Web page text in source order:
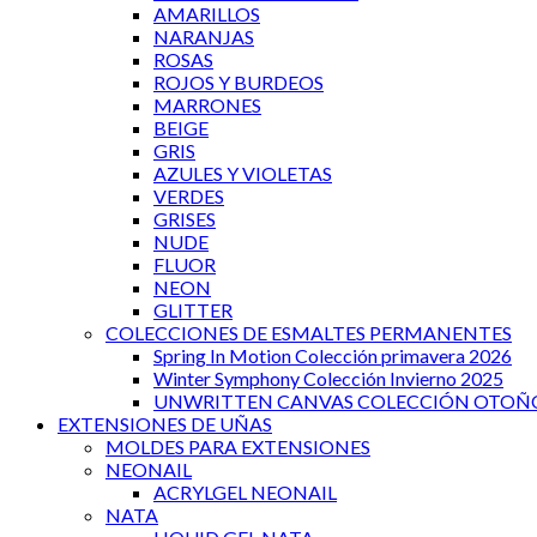
AMARILLOS
NARANJAS
ROSAS
ROJOS Y BURDEOS
MARRONES
BEIGE
GRIS
AZULES Y VIOLETAS
VERDES
GRISES
NUDE
FLUOR
NEON
GLITTER
COLECCIONES DE ESMALTES PERMANENTES
Spring In Motion Colección primavera 2026
Winter Symphony Colección Invierno 2025
UNWRITTEN CANVAS COLECCIÓN
EXTENSIONES DE UÑAS
MOLDES PARA EXTENSIONES
NEONAIL
ACRYLGEL NEONAIL
NATA